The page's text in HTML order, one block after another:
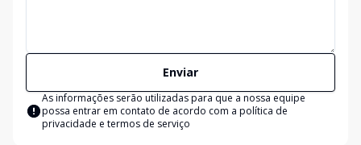
Enviar
As informações serão utilizadas para que a nossa equipe
possa entrar em contato de acordo com a política de
privacidade e termos de serviço